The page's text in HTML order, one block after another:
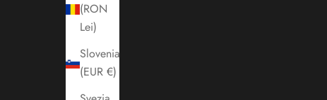
(RON
Lei)
Slovenia
(EUR €)